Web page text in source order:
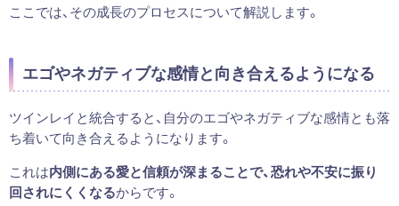
ここでは、その成長のプロセスについて解説します。
エゴやネガティブな感情と向き合えるようになる
ツインレイと統合すると、自分のエゴやネガティブな感情とも落
ち着いて向き合えるようになります。
これは内側にある愛と信頼が深まることで、恐れや不安に振り
回されにくくなるからです。